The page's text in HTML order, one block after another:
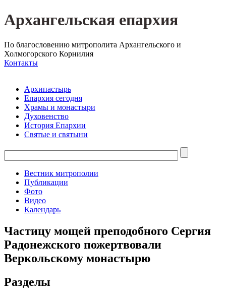
Архангельская епархия
По благословению митрополита Архангельского и
Холмогорского Корнилия
Контакты
Архипастырь
Епархия сегодня
Храмы и монастыри
Духовенство
История Епархии
Святые и святыни
Вестник митрополии
Публикации
Фото
Видео
Календарь
Частицу мощей преподобного Сергия
Радонежского пожертвовали
Веркольскому монастырю
Разделы